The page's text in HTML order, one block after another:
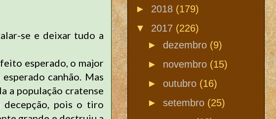
se e deixar tudo a
esperado, o major
canhão. Mas
a população cratense
decepção, pois o tiro
► 2018 (179)
▼ 2017 (226)
► dezembro (9)
► novembro (15)
► outubro (16)
► setembro (25)